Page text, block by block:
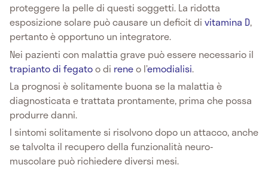
proteggere la pelle di questi soggetti. La ridotta
esposizione solare può causare un deficit di vitamina D,
pertanto è opportuno un integratore.
Nei pazienti con malattia grave può essere necessario il
trapianto di fegatoo di reneo l’emodialisi.
La prognosi è solitamente buona se la malattia è
diagnosticata e trattata prontamente, prima che possa
produrre danni.
I sintomi solitamente si risolvono dopo un attacco, anche
se talvolta il recupero della funzionalità neuro-
muscolare può richiedere diversi mesi.